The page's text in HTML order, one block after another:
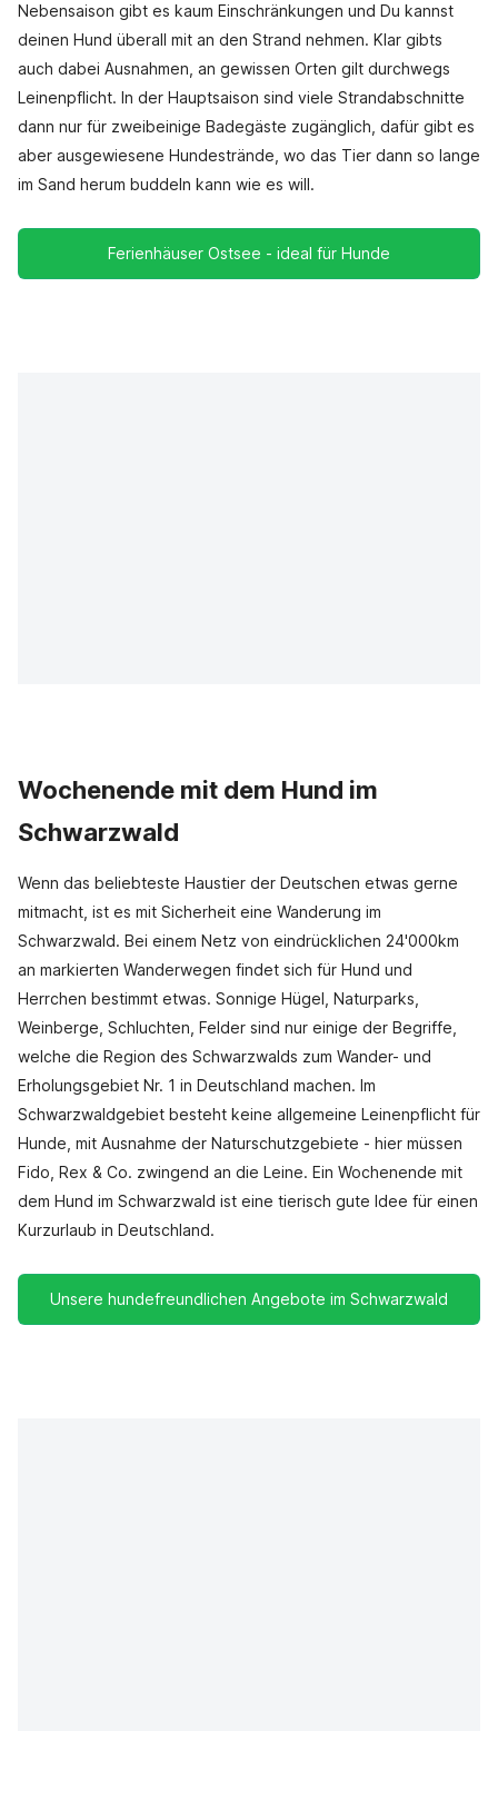
Nebensaison gibt es kaum Einschränkungen und Du kannst
deinen Hund überall mit an den Strand nehmen. Klar gibts
auch dabei Ausnahmen, an gewissen Orten gilt durchwegs
Leinenpflicht. In der Hauptsaison sind viele Strandabschnitte
dann nur für zweibeinige Badegäste zugänglich, dafür gibt es
aber ausgewiesene Hundestrände, wo das Tier dann so lange
im Sand herum buddeln kann wie es will.
Ferienhäuser Ostsee - ideal für Hunde
Wochenende mit dem Hund im
Schwarzwald
Wenn das beliebteste Haustier der Deutschen etwas gerne
mitmacht, ist es mit Sicherheit eine Wanderung im
Schwarzwald. Bei einem Netz von eindrücklichen 24'000km
an markierten Wanderwegen findet sich für Hund und
Herrchen bestimmt etwas. Sonnige Hügel, Naturparks,
Weinberge, Schluchten, Felder sind nur einige der Begriffe,
welche die Region des Schwarzwalds zum Wander- und
Erholungsgebiet Nr. 1 in Deutschland machen. Im
Schwarzwaldgebiet besteht keine allgemeine Leinenpflicht für
Hunde, mit Ausnahme der Naturschutzgebiete - hier müssen
Fido, Rex & Co. zwingend an die Leine. Ein Wochenende mit
dem Hund im Schwarzwald ist eine tierisch gute Idee für einen
Kurzurlaub in Deutschland.
Unsere hundefreundlichen Angebote im Schwarzwald